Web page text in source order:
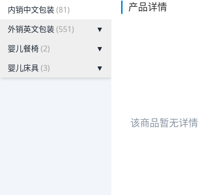
内销中文包装(81)
外销英文包装(551)
▼
婴儿餐椅(2)
▼
婴儿床具(3) ▼
产品详情
该商品暂无详情